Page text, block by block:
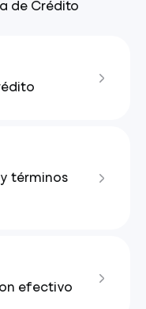
de Crédito
términos
efectivo